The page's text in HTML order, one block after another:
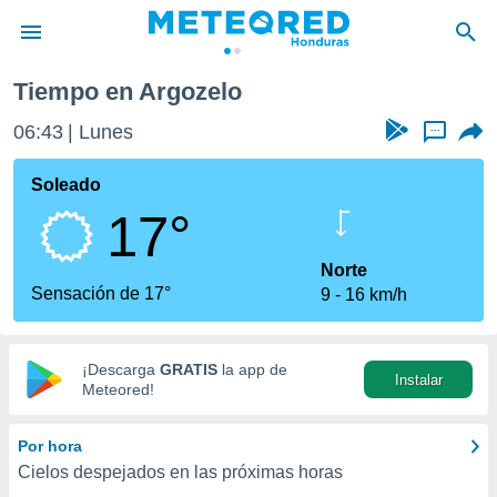
de
ha sido
calidad.
a este
las
y
digital
basada
Tiempo en Argozelo
06:43 Lunes ...
Soleado
17°
Sensación de 17°
Norte
9
16 km/h
¡Descarga GRATIS la app de
Meteored!
Instalar
Por hora
Cielos despejados en las próximas horas